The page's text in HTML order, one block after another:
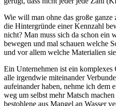
Wie will man ohne das große ganze
die Hintergründe einer Kennzahl
nicht? Man muss sich da schon ein
bewegen und mal schauen welche
und vor allem welche Materialien
Ein Unternehmen ist ein komplexes
alle irgendwie miteinander
aufeinander haben, nehme ich dem
weg um selbst mehr Matsch
bestohlene aus Mangel an Wasser